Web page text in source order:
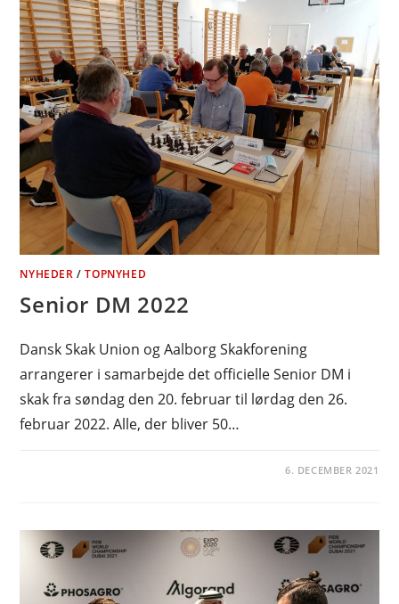
NYHEDER /TOPNYHED
Senior DM 2022
Dansk Skak Union og Aalborg Skakforening
arrangerer i samarbejde det officielle Senior DM i
skak fra søndag den 20. februar til lørdag den 26.
februar 2022. Alle, der bliver 50…
6. DECEMBER 2021